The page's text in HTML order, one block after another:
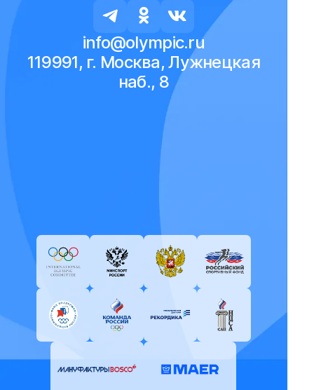
info@olympic.ru
119991, г. Москва, Лужнецкая
наб., 8